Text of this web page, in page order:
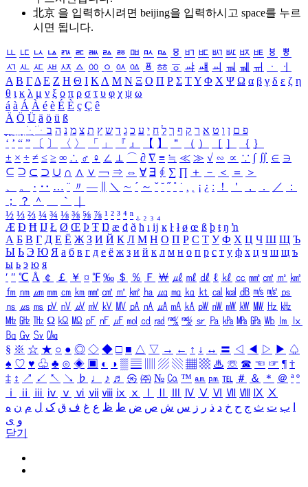
北京 을 입력하시려면 beijing을 입력하시고 space를 누르
시면 됩니다.
ㅥ ㅦ ㅧ ㅨ ㅩ ㅪ ㅫ ㅬ ㅭ ㅮ ㅯ ㅰ ㅱ ㅲ ㅳ ㅴ ㅵ ㅶ ㅷ ㅸ
ㅹ
ㅺ ㅻ ㅼ ㅽ ㅾ ㅿ ㆀ ㆁ ㆂ ㆃ ㆄ ㆅ ㆆ ㆇ ㆈ ㆉ ㆊ ㆋ ㆌ ㆍ
ㆎ
Α Β ΓΔ Ε Ζ Η Θ Ι ΚΛ Μ Ν Ξ Ο Π Ρ Σ ΤΥ Φ Χ Ψ Ω α β γ δ ε ζ η
θ ι κ λ μ ν ξ ο π ρ σ τ υ φ χ ψ ω
á à Á À é è É È ç Ç ê
Ä Ö Ü ä ö ü ß
ִֶֹ ֻּ ׁׂ פ ם ן ו ט א ר ק ף ך ל ח י ע כ ג ד ש ץ ת צ מ נ ה ב
‘ ’ “ ” 〔 〕 〈 〉 「 」 『 』 【 】 ＂ （ ） ［ ］ ｛ ｝
± × ÷ ≠ ≤ ≥ ∞ ∴ ♂ ♀ ∠ ⊥ ⌒ ∂ ∇ ≡ ≒ ≪ ≫ √ ∽ ∝ ∵ ∫ ∬ ∈ ∋
⊆ ⊇ ⊂ ⊃ ∪ ∩ ∧ ∨ ￢ ⇒ ⇔ ∀ ∃ ∮ ∑ ∏ ＋ － ＜ ＝
＞
、
。 · ‥ … ¨ 〃 ― ＼ ∼ ´ ～ ˇ ˘ ˝ ˚ ˙ ¸ ¡ ¿ ː ！ ＇ ， ． ／
：
；
？ ＾ ｀
½ ⅓ ⅔ ¼ ¾ ⅛ ⅜ ⅝ ⅞ ¹ ² ³ ⁴ ⁿ ₁ ₂ ₃ ₄
Æ Ð Ħ Ĳ Ł Ø Œ Þ Ŧ Ŋ æ đ ð ħ ı ĳ ĸ ŀ ł ø œ ß þ ŧ ŋ ŉ
А Б В Г Д Е Ё Ж З И Й К Л М Н О П Р С Т У Ф Х Ц Ч Ш Щ Ъ
Ы Ь Э Ю Я а б в г д е ё ж з и й к л м н о п р с т у ф х ц ч ш щ ъ
ы ь э ю я
′ ″ ℃ Å ￠ ￡ ￥ ¤ ℉ ‰ ＄ ％ Ｆ ￦ ㎕ ㎖ ㎗ ℓ ㎘ ㏄ ㎣ ㎤ ㎥ ㎦
㎙ ㎚ ㎛ ㎜ ㎝ ㎞ ㎟ ㎠ ㎡ ㎢ ㏊ ㎍ ㎎ ㎏ ㏏ ㎈ ㎉ ㏈ ㎧ ㎨ ㎰
㎱ ㎲ ㎳ ㎴ ㎵ ㎶ ㎷ ㎸ ㎹ ㎀ ㎁ ㎂ ㎃ ㎄ ㎺ ㎻ ㎽ ㎾ ㎿ ㎐ ㎑
㎒ ㎓ ㎔ Ω ㏀ ㏁ ㎊ ㎋ ㎌ ㏖ ㏅ ㎭ ㎮ ㎯ ㏛ ㎩ ㎪ ㎫ ㎬ ㏝ ㏐
㏓
㏃ ㏉ ㏜ ㏆
§ ※ ☆ ★ ○ ● ◎ ◇ ◆ □ ■ △ ▽ → ← ↑ ↓ ↔ 〓 ◁ ◀ ▷ ▶ ♤
♠ ♡ ♥ ♧ ♣ ⊙ ◈ ▣ ◐ ◑ ▒ ▤ ▨ ▧ ▦ ▩ ♨ ☏ ☎ ☜ ☞ ¶ †
‡ ↕ ↗ ↙ ↖ ↘ ♭ ♩ ♪ ♬ ㉿ ㈜ № ㏇ ™ ㏂ ㏘ ℡ ＃ ＆ ＊ ＠ ª º
ⅰ
ⅱ ⅲ ⅳ ⅴ ⅵ ⅶ ⅷ ⅸ ⅹ Ⅳ Ⅴ Ⅵ Ⅶ Ⅷ Ⅸ Ⅹ
ب ت ث ج ح خ د ذ ر ز س ش ص ض ط ظ ع غ ف ق ک ل م ن ه
و ی
닫기